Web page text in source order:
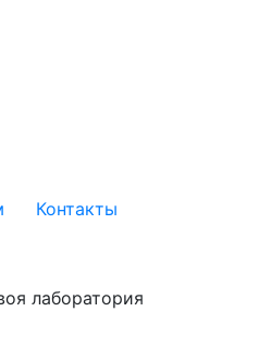
Контакты
лаборатория